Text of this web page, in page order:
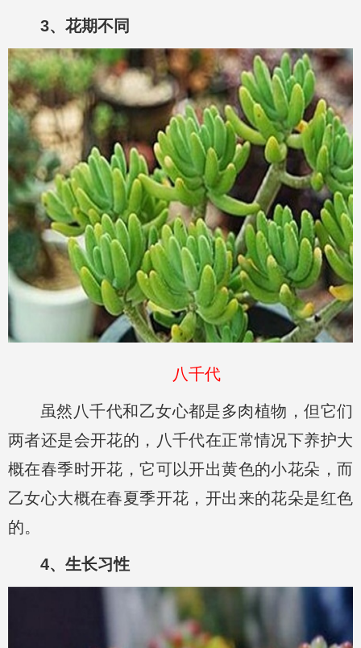
3、花期不同
八千代
虽然八千代和乙女心都是多肉植物，但它们
两者还是会开花的，八千代在正常情况下养护大
概在春季时开花，它可以开出黄色的小花朵，而
乙女心大概在春夏季开花，开出来的花朵是红色
的。
4、生长习性